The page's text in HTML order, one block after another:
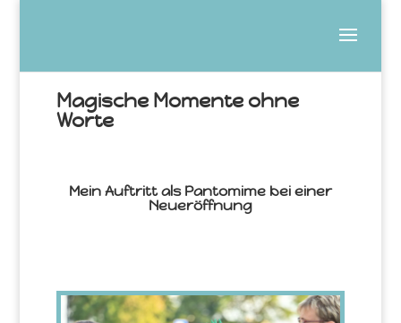
Magische Momente ohne
Worte
Mein Auftritt als Pantomime bei einer
Neueröffnung